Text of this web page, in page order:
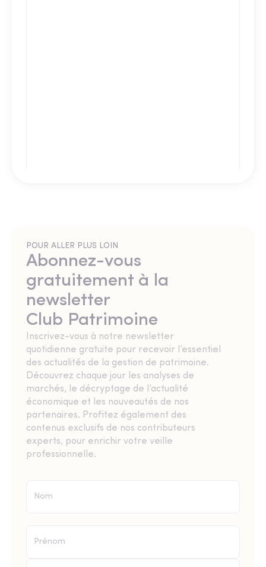
POUR ALLER PLUS LOIN
Abonnez-vous
gratuitement à la
newsletter
Club Patrimoine
Inscrivez-vous à notre newsletter
quotidienne gratuite pour recevoir l’essentiel
des actualités de la gestion de patrimoine.
Découvrez chaque jour les analyses de
marchés, le décryptage de l’actualité
économique et les nouveautés de nos
partenaires. Profitez également des
contenus exclusifs de nos contributeurs
experts, pour enrichir votre veille
professionnelle.